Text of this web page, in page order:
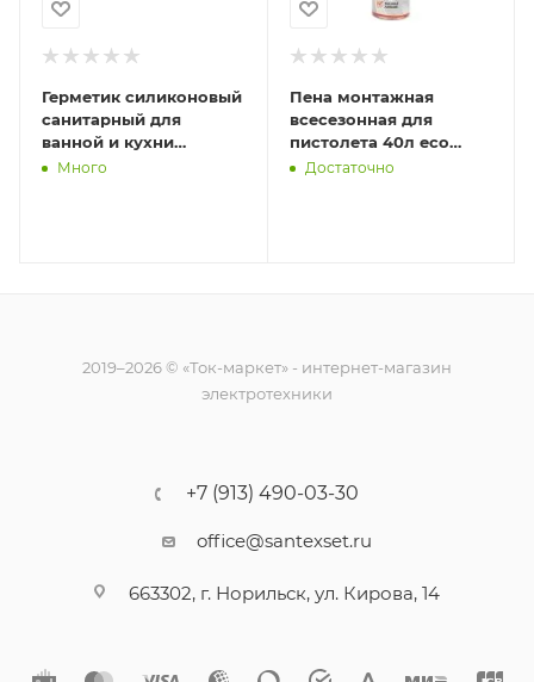
Герметик силиконовый
санитарный для
ванной и кухни
"Момент" 280мл бел.
Много
Пена монтажная
всесезонная для
пистолета 40л eco
Rexant 89-0903
Достаточно
2019–2026 © «Ток-маркет» - интернет-магазин
электротехники
+7 (913) 490-03-30
office@santexset.ru
663302, г. Норильск, ул. Кирова, 14